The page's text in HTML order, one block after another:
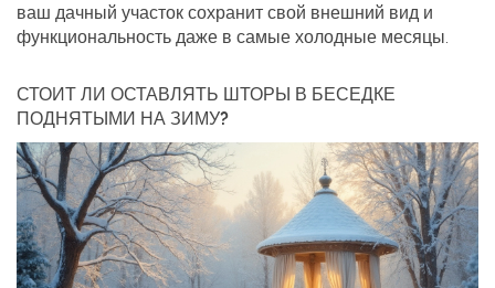
ваш дачный участок сохранит свой внешний вид и
функциональность даже в самые холодные месяцы.
СТОИТ ЛИ ОСТАВЛЯТЬ ШТОРЫ В БЕСЕДКЕ
ПОДНЯТЫМИ НА ЗИМУ?